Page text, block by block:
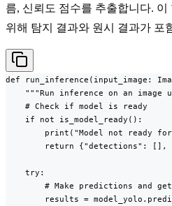
름, 신뢰도 점수를 추출합니다.
위해 탐지 결과와 원시 결과가 포
def run_inference(input_image:
"""Run inference on an image
    # Check if model is ready
    if not is_model_ready():
print("Model not ready
return {"detections": [],
    try:
# Make predictions and
results =